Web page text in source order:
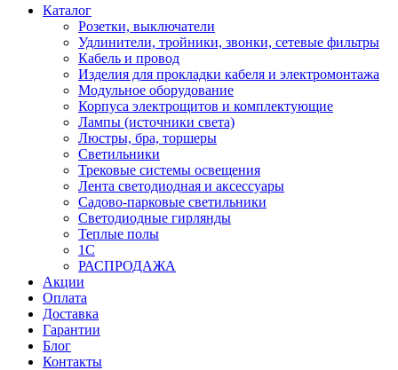
Каталог
Розетки, выключатели
Удлинители, тройники, звонки, сетевые фильтры
Кабель и провод
Изделия для прокладки кабеля и электромонтажа
Модульное оборудование
Корпуса электрощитов и комплектующие
Лампы (источники света)
Люстры, бра, торшеры
Светильники
Трековые системы освещения
Лента светодиодная и аксессуары
Садово-парковые светильники
Светодиодные гирлянды
Теплые полы
1С
РАСПРОДАЖА
Акции
Оплата
Доставка
Гарантии
Блог
Контакты